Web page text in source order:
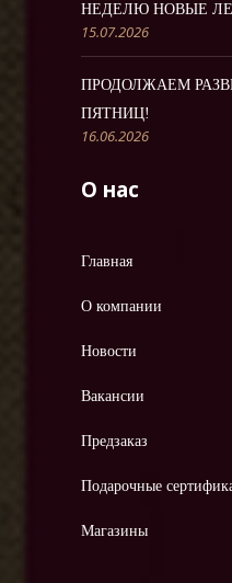
НЕДЕЛЮ НОВЫЕ
15.07.2026
ПРОДОЛЖАЕМ
ПЯТНИЦ!
16.06.2026
О нас
Главная
О компании
Новости
Вакансии
Предзаказ
Подарочные
Магазины